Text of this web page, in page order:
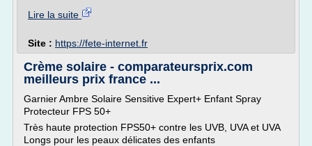
Lire la suite
Site : https://fete-internet.fr
Crème solaire - comparateursprix.com
meilleurs prix france ...
Garnier Ambre Solaire Sensitive Expert+ Enfant Spray
Protecteur FPS 50+
Très haute protection FPS50+ contre les UVB, UVA et UVA
Longs pour les peaux délicates des enfants